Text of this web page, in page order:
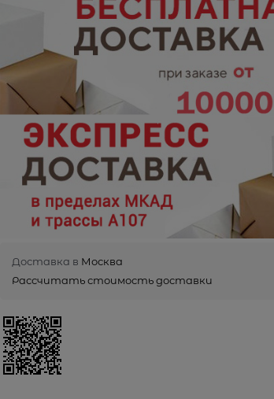
Доставка в Москва
Рассчитать стоимость доставки